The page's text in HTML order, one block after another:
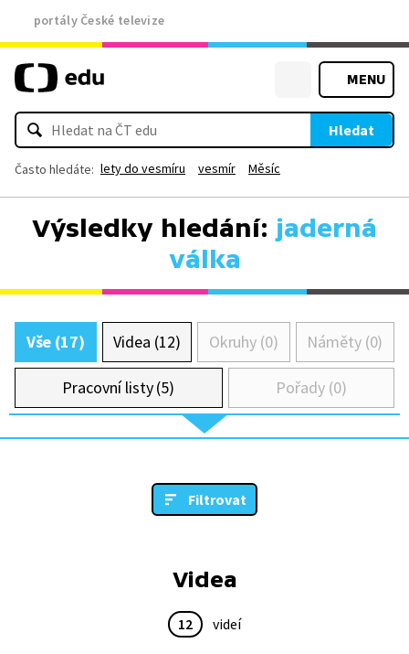
portály České televize
MENU
Hledat
Často hledáte: lety do vesmíru vesmír Měsíc
Výsledky hledání: jaderná
válka
Vše (17) Videa (12) Okruhy (0) Náměty (0)
Pracovní listy (5) Pořady (0)
Filtrovat
Videa
12 videí